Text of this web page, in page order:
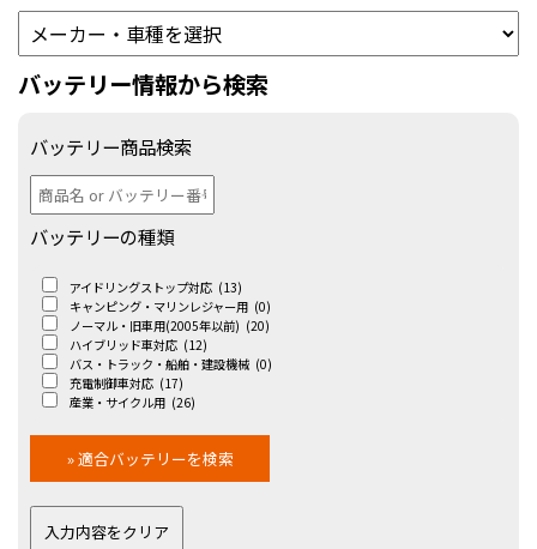
バッテリー情報から検索
バッテリー商品検索
バッテリーの種類
アイドリングストップ対応 (13)
キャンピング・マリンレジャー用 (0)
ノーマル・旧車用(2005年以前) (20)
ハイブリッド車対応 (12)
バス・トラック・船舶・建設機械 (0)
充電制御車対応 (17)
産業・サイクル用 (26)